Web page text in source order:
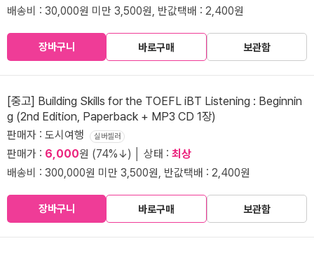
배송비 : 30,000원 미만 3,500원, 반값택배 : 2,400원
장바구니 바로구매 보관함
[중고] Building Skills for the TOEFL iBT Listening : Beginnin
g (2nd Edition, Paperback + MP3 CD 1장)
판매자 : 도시여행 실버셀러
판매가 : 6,000원 (74%↓) │ 상태 : 최상
배송비 : 300,000원 미만 3,500원, 반값택배 : 2,400원
장바구니 바로구매 보관함